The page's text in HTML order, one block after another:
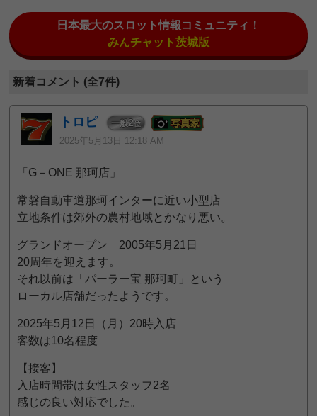
日本最大のスロット情報コミュニティ！
みんチャット茨城版
新着コメント (全7件)
トロピ 一般2位
2025年5月13日 12:18 AM
「G－ONE 那珂店」
常磐自動車道那珂インターに近い小型店
立地条件は郊外の農村地域とかなり悪い。
グランドオープン 2005年5月21日
20周年を迎えます。
それ以前は「パーラー宝 那珂町」という
ローカル店舗だったようです。
2025年5月12日（月）20時入店
客数は10名程度
【接客】
入店時間帯は女性スタッフ2名
感じの良い対応でした。